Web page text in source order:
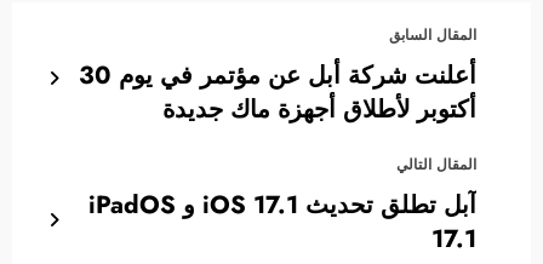
المقال السابق
أعلنت شركة أبل عن مؤتمر في يوم 30
أكتوبر لأطلاق أجهزة ماك جديدة
المقال التالي
آبل تطلق تحديث 17.1 iOS و iPadOS
17.1